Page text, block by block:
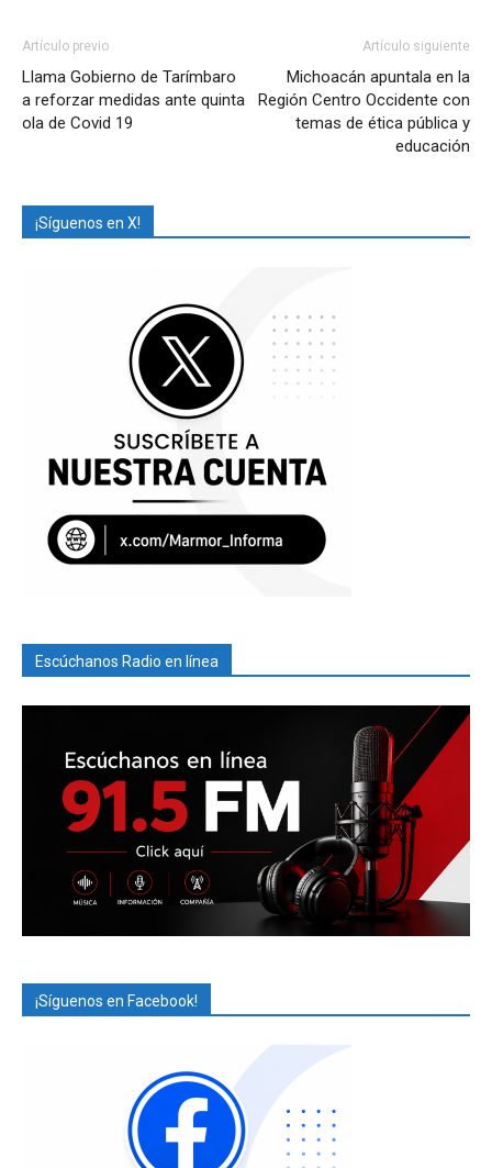
Artículo previo
Llama Gobierno de Tarímbaro
a reforzar medidas ante quinta
ola de Covid 19
Artículo siguiente
Michoacán apuntala en la
Región Centro Occidente con
temas de ética pública y
educación
¡Síguenos en X!
Escúchanos Radio en línea
¡Síguenos en Facebook!